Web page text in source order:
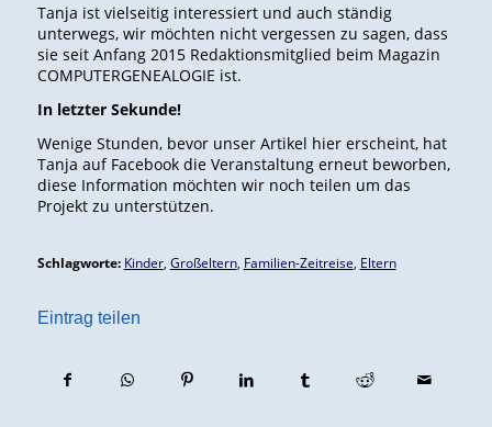
Tanja ist vielseitig interessiert und auch ständig
unterwegs, wir möchten nicht vergessen zu sagen, dass
sie seit Anfang 2015 Redaktionsmitglied beim Magazin
COMPUTERGENEALOGIE ist.
In letzter Sekunde!
Wenige Stunden, bevor unser Artikel hier erscheint, hat
Tanja auf Facebook die Veranstaltung erneut beworben,
diese Information möchten wir noch teilen um das
Projekt zu unterstützen.
Schlagworte: Kinder, Großeltern, Familien-Zeitreise, Eltern
Eintrag teilen